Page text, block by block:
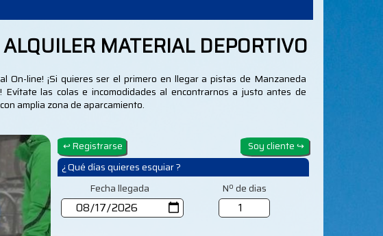
ALQUILER MATERIAL DEPORTIVO
On-line! ¡Si quieres ser el primero en llegar a pistas de Manzaneda
Evítate las colas e incomodidades al encontrarnos a justo antes de
amplia zona de aparcamiento.
¿ Qué días quieres esquiar ?
Fecha llegada
Nº de dias